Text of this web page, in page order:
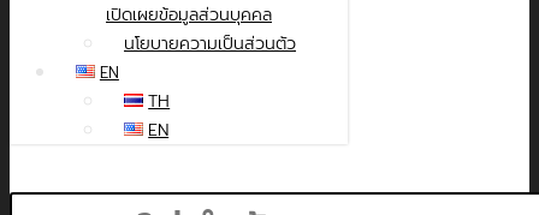
เปิดเผยข้อมูลส่วนบุคคล
นโยบายความเป็นส่วนตัว
EN
TH
EN